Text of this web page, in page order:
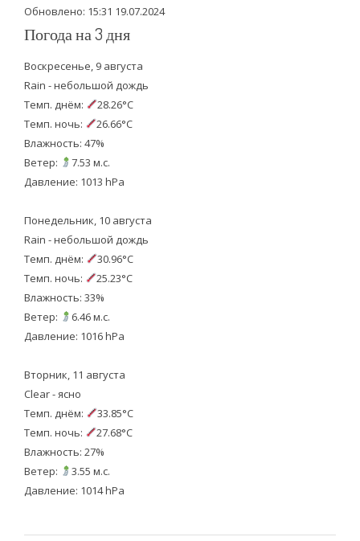
Обновлено: 15:31 19.07.2024
Погода на 3 дня
Воскресенье, 9 августа
Rain - небольшой дождь
Темп. днём:
28.26°C
Темп. ночь:
26.66°C
Влажность: 47%
Ветер:
7.53 м.с.
Давление: 1013 hPa
Понедельник, 10 августа
Rain - небольшой дождь
Темп. днём:
30.96°C
Темп. ночь:
25.23°C
Влажность: 33%
Ветер:
6.46 м.с.
Давление: 1016 hPa
Вторник, 11 августа
Clear - ясно
Темп. днём:
33.85°C
Темп. ночь:
27.68°C
Влажность: 27%
Ветер:
3.55 м.с.
Давление: 1014 hPa